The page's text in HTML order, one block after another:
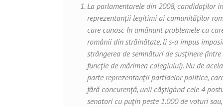
La parlamentarele din 2008, candidaţilor
reprezentanţii legitimi ai comunităţilor
care cunosc în amănunt problemele cu
românii din străinătate, li s-a impus
strângerea de semnături de susţinere
funcţie de mărimea colegiului). Nu de
parte reprezentanţii partidelor politice,
fără concurenţă, unii câştigând cele 4
senatori cu puţin peste 1.000 de voturi